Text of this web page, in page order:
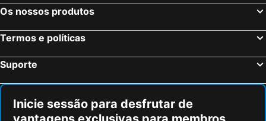
Chora, beach hotels
Vothonas, beach hotels
Os nossos produtos
Termos e políticas
Suporte
Inicie sessão para desfrutar de